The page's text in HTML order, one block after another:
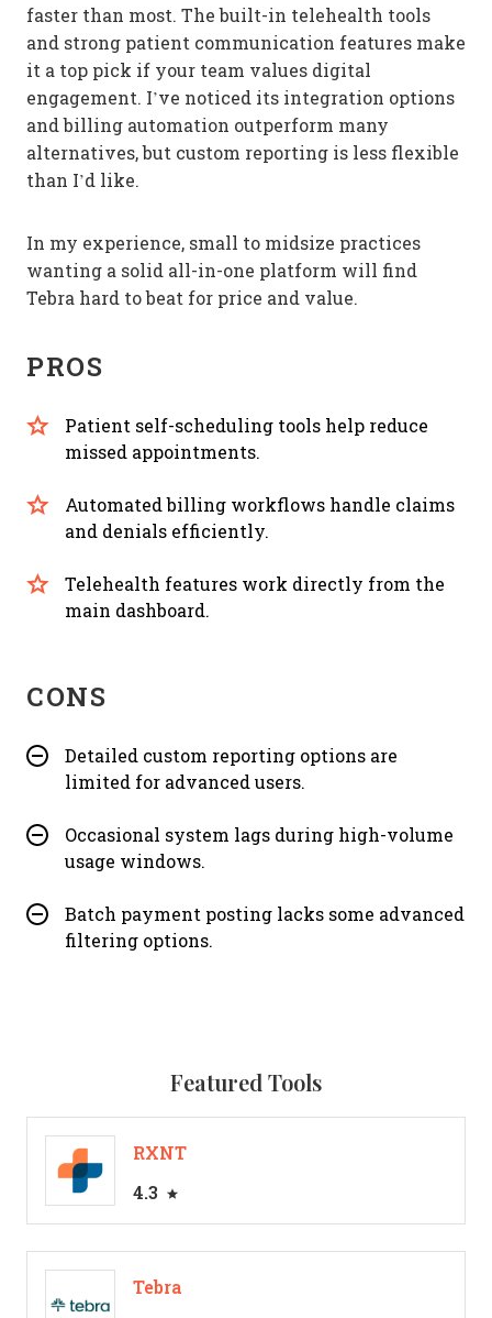
faster than most. The built-in telehealth tools
and strong patient communication features make
it a top pick if your team values digital
engagement. I’ve noticed its integration options
and billing automation outperform many
alternatives, but custom reporting is less flexible
than I’d like.
In my experience, small to midsize practices
wanting a solid all-in-one platform will find
Tebra hard to beat for price and value.
PROS
Patient self-scheduling tools help reduce
missed appointments.
Automated billing workflows handle claims
and denials efficiently.
Telehealth features work directly from the
main dashboard.
CONS
Detailed custom reporting options are
limited for advanced users.
Occasional system lags during high-volume
usage windows.
Batch payment posting lacks some advanced
filtering options.
Featured Tools
RXNT
4.3
Tebra